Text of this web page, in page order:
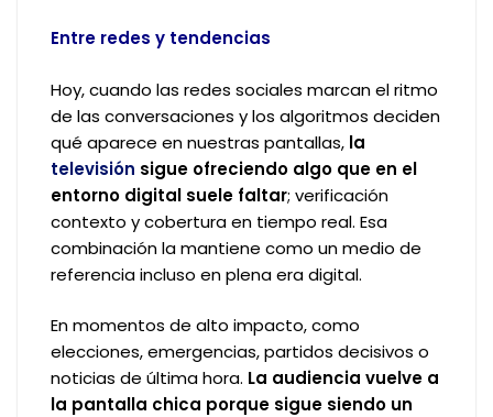
Entre redes y tendencias
Hoy, cuando las redes sociales marcan el ritmo
de las conversaciones y los algoritmos deciden
qué aparece en nuestras pantallas, la
televisión sigue ofreciendo algo que en el
entorno digital suele faltar; verificación
contexto y cobertura en tiempo real. Esa
combinación la mantiene como un medio de
referencia incluso en plena era digital.
En momentos de alto impacto, como
elecciones, emergencias, partidos decisivos o
noticias de última hora. La audiencia vuelve a
la pantalla chica porque sigue siendo un